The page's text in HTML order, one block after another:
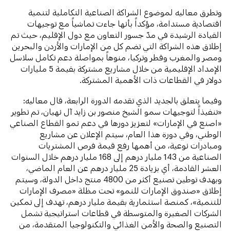
وتطرق معاليه لموضوع الشراكة الصناعية التكاملية لتنمية
اقتصادية مستدامة، مؤكداً بأنها جاءت تماشياً مع توجيهات
القيادة الرشيدة في مدّ جسور التعاون مع دول الإقليم، حيث تم
إطلاق هذه الشراكة التي تضم كل من الإمارات والأردن والبحرين
ومصر والمغرب وقطر وتركيا، منوهاً بمواصلة دعم تكامل سلاسل
الإمداد الإقليمية من خلال مشاريع مشتركة بقيمة 5 مليارات
دولار في القطاعات ذات الأهمية المشتركة.
وفيما يتعلق بالجديد الذي تقدمه الدورة الرابعة، قال معاليه:
«تنفيذاً لتوجيهات سمو الشيخ منصور بن زايد آل نهيان، تم تطوير
«اصنع في الإمارات» لتعزيز دورها في دعم نمو القطاع الصناعي
الوطني، وفي دورة هذا العام، سيتم الإعلان عن مشاريع
ومبادرات نوعية، من أهمها رفع قيمة فرص المشتريات
الصناعية من 143 مليار درهم إلى 168 مليار درهم خلال السنوات
العشر القادمة، أي بزيادة 25 مليار درهم عن العام الماضي،
وبهدف توطين تصنيع أكثر من 4800 منتج داخل الدولة، وسيتم
إطلاق «صندوق الإمارات للنمو» تحت مظلة «مصرف الإمارات
للتنمية»، كمنصة استثمارية بقيمة مليار درهم، تهدف إلى تمكين
الشركات الصغيرة والمتوسطة في قطاعات استراتيجية تشمل
التصنيع والصحة والأمن الغذائي والتكنولوجيا المتقدمة، من